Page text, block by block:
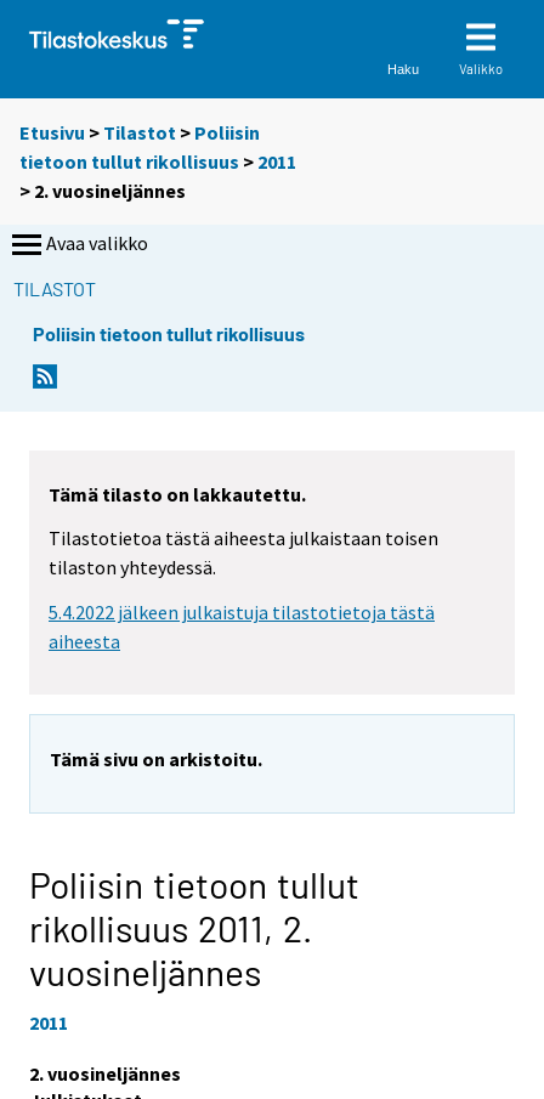
Haku Valikko
Etusivu > Tilastot > Poliisin
tietoon tullut rikollisuus > 2011
> 2. vuosineljännes
Avaa valikko
TILASTOT
Poliisin tietoon tullut rikollisuus
Tämä tilasto on lakkautettu.
Tilastotietoa tästä aiheesta julkaistaan toisen
tilaston yhteydessä.
5.4.2022 jälkeen julkaistuja tilastotietoja tästä
aiheesta
Tämä sivu on arkistoitu.
Poliisin tietoon tullut
rikollisuus 2011, 2.
vuosineljännes
2011
2. vuosineljännes